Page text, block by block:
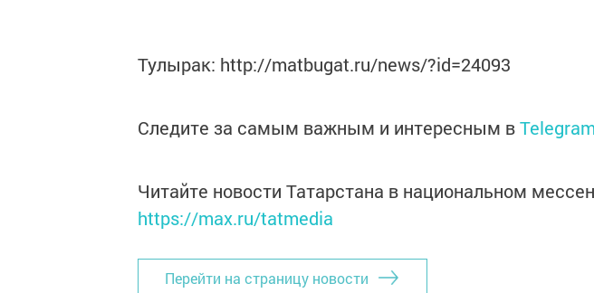
Тулырак: http://matbugat.ru/news/?id=24093
Следите за самым важным и интересным в
Читайте новости Татарстана в национальном
https://max.ru/tatmedia
Перейти на страницу новости